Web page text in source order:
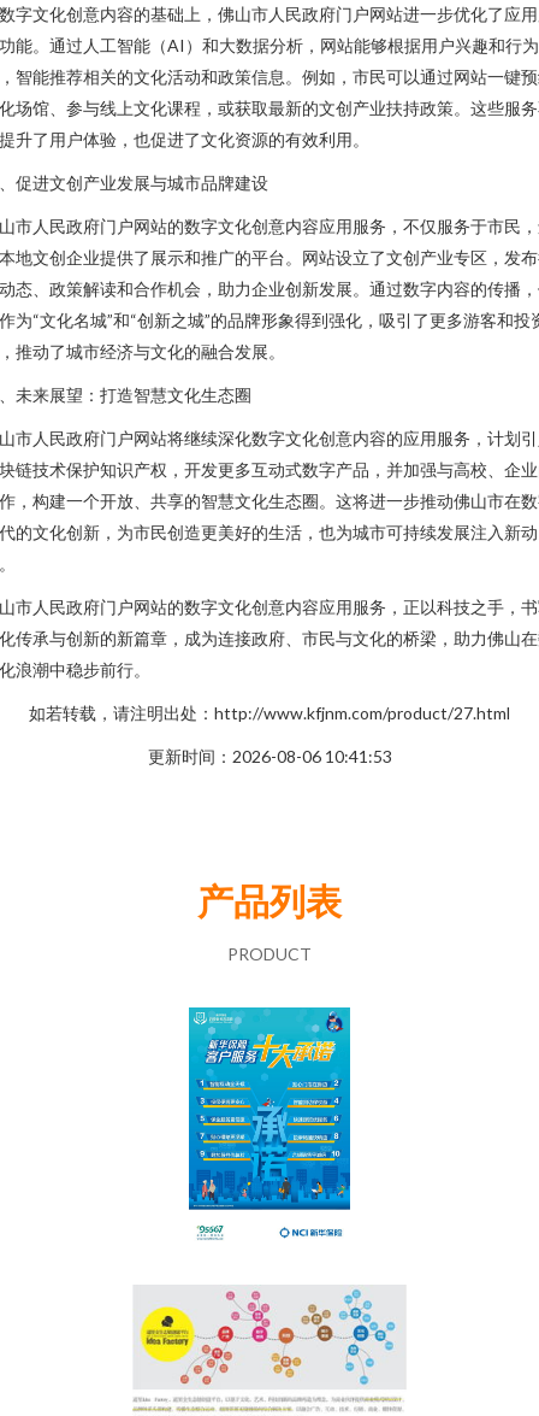
字文化创意内容的基础上，佛山市人民政府门户网站进一步优化了应
能。通过人工智能（AI）和大数据分析，网站能够根据用户兴趣和行
智能推荐相关的文化活动和政策信息。例如，市民可以通过网站一键
场馆、参与线上文化课程，或获取最新的文创产业扶持政策。这些服
升了用户体验，也促进了文化资源的有效利用。
促进文创产业发展与城市品牌建设
市人民政府门户网站的数字文化创意内容应用服务，不仅服务于市民
地文创企业提供了展示和推广的平台。网站设立了文创产业专区，发
态、政策解读和合作机会，助力企业创新发展。通过数字内容的传播
为“文化名城”和“创新之城”的品牌形象得到强化，吸引了更多游客和投
推动了城市经济与文化的融合发展。
未来展望：打造智慧文化生态圈
市人民政府门户网站将继续深化数字文化创意内容的应用服务，计划
链技术保护知识产权，开发更多互动式数字产品，并加强与高校、企
，构建一个开放、共享的智慧文化生态圈。这将进一步推动佛山市在
的文化创新，为市民创造更美好的生活，也为城市可持续发展注入新动
市人民政府门户网站的数字文化创意内容应用服务，正以科技之手，
传承与创新的新篇章，成为连接政府、市民与文化的桥梁，助力佛山
浪潮中稳步前行。
如若转载，请注明出处：http://www.kfjnm.com/product/27.html
更新时间：2026-08-06 10:41:53
产品列表
PRODUCT